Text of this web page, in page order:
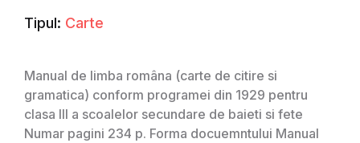
Tipul: Carte
Manual de limba româna (carte de citire si
gramatica) conform programei din 1929 pentru
clasa III a scoalelor secundare de baieti si fete
Numar pagini 234 p. Forma docuemntului Manual